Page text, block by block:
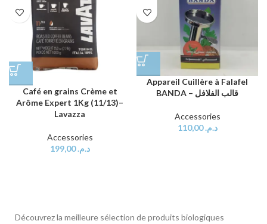
Café en grains Crème et
Arôme Expert 1Kg (11/13)–
Lavazza
Accessories
د.م.199,00
Appareil Cuillère à Falafel
BANDA – قالب الفلافل
Accessories
د.م.110,00
Découvrez la meilleure sélection de produits biologiques